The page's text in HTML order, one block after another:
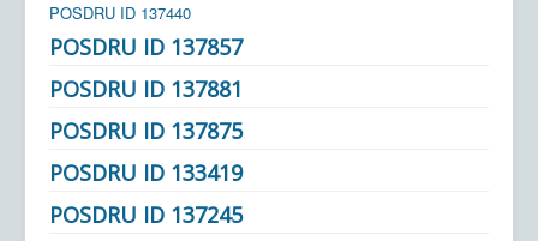
POSDRU ID 137440
POSDRU ID 137857
POSDRU ID 137881
POSDRU ID 137875
POSDRU ID 133419
POSDRU ID 137245